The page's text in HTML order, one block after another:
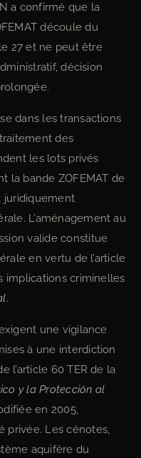
a confirmé que la
découle du
27 et ne peut être
décision
dans les transactions
des
les lots privés
la bande ZOFEMAT de
juridiquement
L’aménagement au
valide constitue
en vertu de l’article
implications criminelles
.
une vigilance
à une interdiction
l’article 60 TER de la
y la Protección al
en 2005,
privée. Les cénotes,
aquifère du